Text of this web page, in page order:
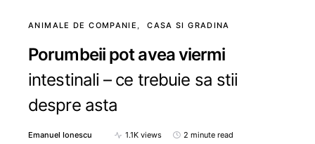
ANIMALE DE COMPANIE CASA SI GRADINA
Porumbeii pot avea viermi
intestinali – ce trebuie sa stii
despre asta
Emanuel Ionescu 1.1K views 2 minute read